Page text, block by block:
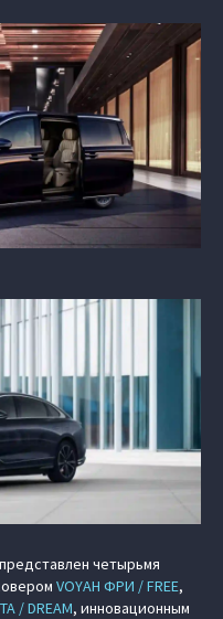
четырьмя
VOYAH ФРИ / FREE,
/ DREAM, инновационным